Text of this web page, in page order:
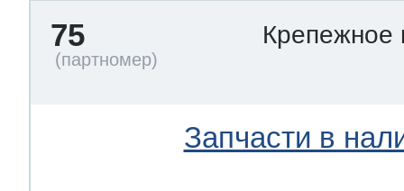
75 Крепежное
Запчасти в